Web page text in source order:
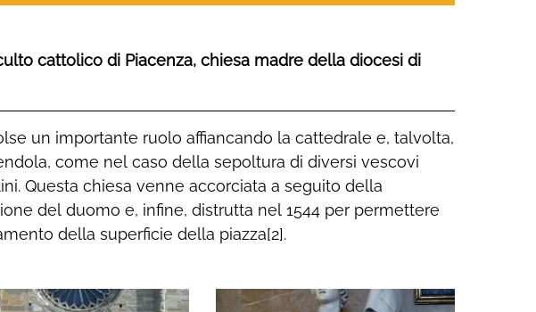
cattolico di Piacenza, chiesa madre della diocesi di
della superficie della piazza[2].